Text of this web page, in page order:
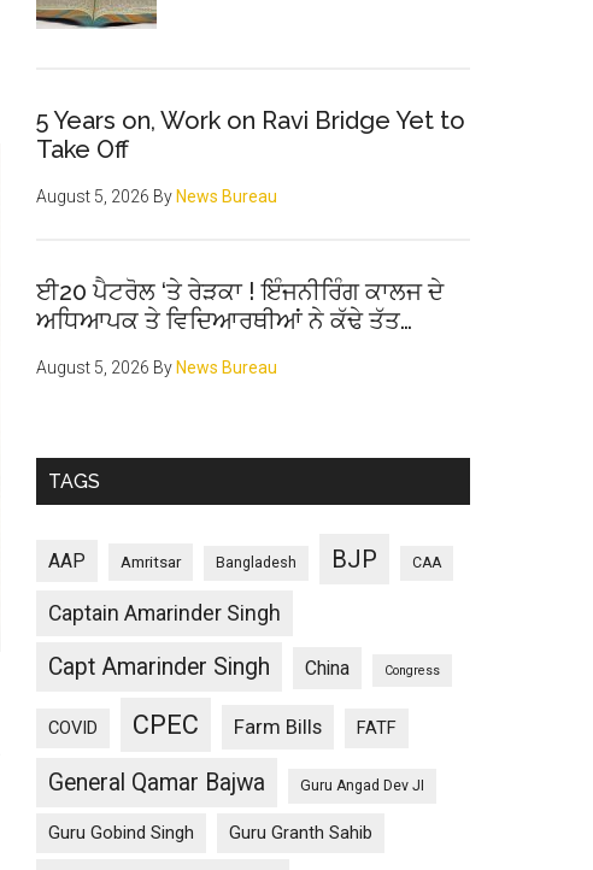
5 Years on, Work on Ravi Bridge Yet to
Take Off
August 5, 2026 By News Bureau
ਈ20 ਪੈਟਰੋਲ ‘ਤੇ ਰੇੜਕਾ ! ਇੰਜਨੀਰਿੰਗ ਕਾਲਜ ਦੇ
ਅਧਿਆਪਕ ਤੇ ਵਿਦਿਆਰਥੀਆਂ ਨੇ ਕੱਢੇ ਤੱਤ…
August 5, 2026 By News Bureau
TAGS
AAP Amritsar Bangladesh BJP CAA
Captain Amarinder Singh
Capt Amarinder Singh China Congress
COVID CPEC Farm Bills FATF
General Qamar Bajwa Guru Angad Dev JI
Guru Gobind Singh Guru Granth Sahib